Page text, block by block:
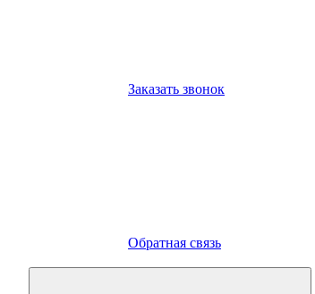
Заказать звонок
Обратная связь